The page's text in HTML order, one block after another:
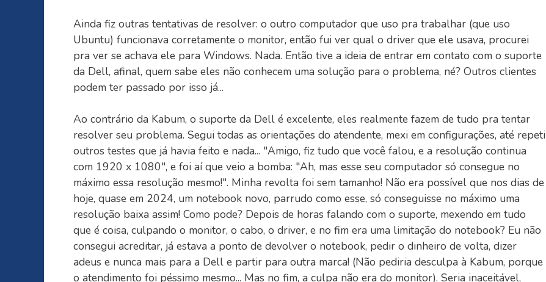
Ainda fiz outras tentativas de resolver: o outro computador que uso pra trabalhar (que uso
Ubuntu) funcionava corretamente o monitor, então fui ver qual o driver que ele usava, procurei
pra ver se achava ele para Windows. Nada. Então tive a ideia de entrar em contato com o suporte
da Dell, afinal, quem sabe eles não conhecem uma solução para o problema, né? Outros clientes
podem ter passado por isso já...
Ao contrário da Kabum, o suporte da Dell é excelente, eles realmente fazem de tudo pra tentar
resolver seu problema. Segui todas as orientações do atendente, mexi em configurações, até repeti
outros testes que já havia feito e nada... "Amigo, fiz tudo que você falou, e a resolução continua
com 1920 x 1080", e foi aí que veio a bomba: "Ah, mas esse seu computador só consegue no
máximo essa resolução mesmo!". Minha revolta foi sem tamanho! Não era possível que nos dias de
hoje, quase em 2024, um notebook novo, parrudo como esse, só conseguisse no máximo uma
resolução baixa assim! Como pode? Depois de horas falando com o suporte, mexendo em tudo
que é coisa, culpando o monitor, o cabo, o driver, e no fim era uma limitação do notebook? Eu não
consegui acreditar, já estava a ponto de devolver o notebook, pedir o dinheiro de volta, dizer
adeus e nunca mais para a Dell e partir para outra marca! (Não pediria desculpa à Kabum, porque
o atendimento foi péssimo mesmo... Mas no fim, a culpa não era do monitor). Seria inaceitável,